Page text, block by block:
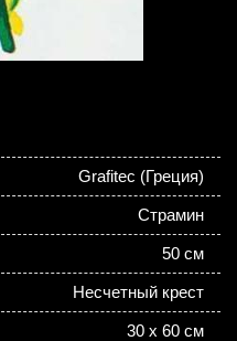
Grafitec (Греция)
Страмин
50 см
Несчетный крест
30 х 60 см